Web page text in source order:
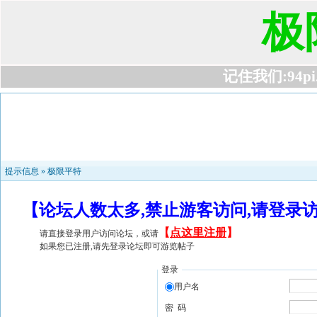
极
记住我们
提示信息 » 极限平特
【论坛人数太多,禁止游客访问,请登
请直接登录用户访问论坛，或请 【 点这里注册】
如果您已注册,请先登录论坛即可游览帖子
登录
用户名
密 码